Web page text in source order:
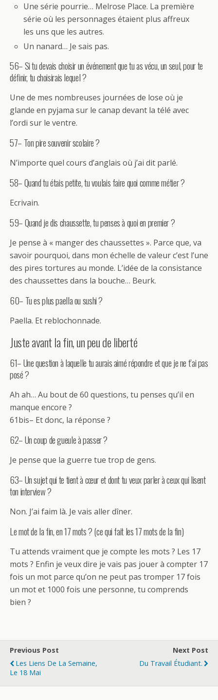
Une série pourrie… Melrose Place. La première
série où les personnages étaient plus affreux
les uns que les autres.
Un nanard… Je sais pas.
56– Si tu devais choisir un événement que tu as vécu, un seul, pour te
définir, tu choisirais lequel ?
Une de mes nombreuses journées de lose où je
glande en pyjama sur le canap devant la télé avec
l’ordi sur le ventre.
57– Ton pire souvenir scolaire ?
N’importe quel cours d’anglais où j’ai dit parlé.
58– Quand tu étais petite, tu voulais faire quoi comme métier ?
Ecrivain.
59– Quand je dis chaussette, tu penses à quoi en premier ?
Je pense à « manger des chaussettes ». Parce que, va
savoir pourquoi, dans mon échelle de valeur c’est l’une
des pires tortures au monde. L’idée de la consistance
des chaussettes dans la bouche… Beurk.
60– Tu es plus paella ou sushi ?
Paella. Et reblochonnade.
Juste avant la fin, un peu de liberté
61– Une question à laquelle tu aurais aimé répondre et que je ne t’ai pas
posé ?
Ah ah… Au bout de 60 questions, tu penses qu’il en
manque encore ?
61bis– Et donc, la réponse ?
62– Un coup de gueule à passer ?
Je pense que la guerre tue trop de gens.
63– Un sujet qui te tient à cœur et dont tu veux parler à ceux qui lisent
ton interview ?
Non. J’ai faim là. Je vais aller dîner.
Le mot de la fin, en 17 mots ? (ce qui fait les 17 mots de la fin)
Tu attends vraiment que je compte les mots ? Les 17
mots ? Enfin je veux dire je vais pas jouer à compter 17
fois un mot parce qu’on ne peut pas tromper 17 fois
un mot et 1000 fois une personne, tu comprends
bien ?
Previous Post
Les Liens De La Semaine,
Le 18 Mai
Next Post
Du Travail Étudiant.